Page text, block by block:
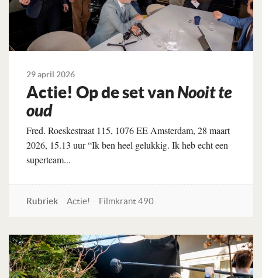
29 april 2026
Actie! Op de set vanNooit te
oud
Fred. Roeskestraat 115, 1076 EE Amsterdam, 28 maart
2026, 15.13 uur “Ik ben heel gelukkig. Ik heb echt een
superteam...
Rubriek Actie! Filmkrant 490
Lees verder